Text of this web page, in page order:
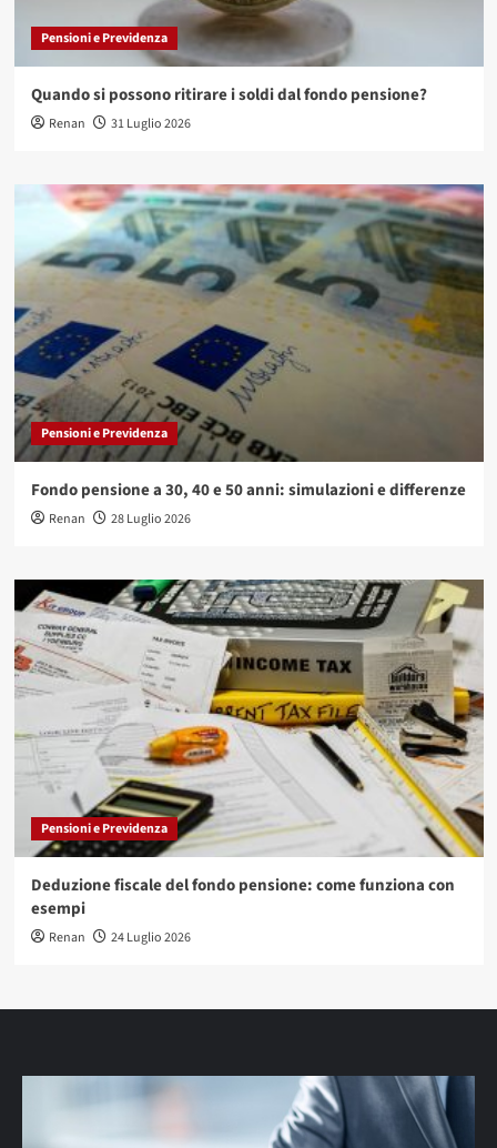
Pensioni e Previdenza
Quando si possono ritirare i soldi dal fondo pensione?
Renan 31 Luglio 2026
Pensioni e Previdenza
Fondo pensione a 30, 40 e 50 anni: simulazioni e differenze
Renan 28 Luglio 2026
Pensioni e Previdenza
Deduzione fiscale del fondo pensione: come funziona con
esempi
Renan 24 Luglio 2026